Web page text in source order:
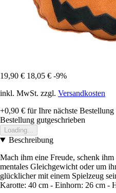
19,90 € 18,05 € -9%
inkl. MwSt. zzgl. Versandkosten
+0,90 € für Ihre nächste Bestellung
Bestellung gutgeschrieben
Loading...
Beschreibung
Mach ihm eine Freude, schenk
mentales Gleichgewicht oder um
glücklicher mit einem Spielzeug
Karotte: 40 cm - Einhorn: 26 cm -